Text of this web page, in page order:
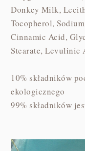
Donkey Milk,
Tocopherol,
Cinnamic Acid,
Stearate, Levulinic
10% składników
ekologicznego
99% składników